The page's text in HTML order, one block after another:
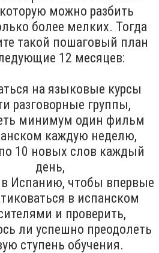
можно разбить
более мелких. Тогда
такой пошаговый план
12 месяцев:
на языковые курсы
разговорные группы,
минимум один фильм
каждую неделю,
10 новых слов каждый
день,
в Испанию, чтобы впервые
в испанском
и проверить,
ли успешно преодолеть
ступень обучения.